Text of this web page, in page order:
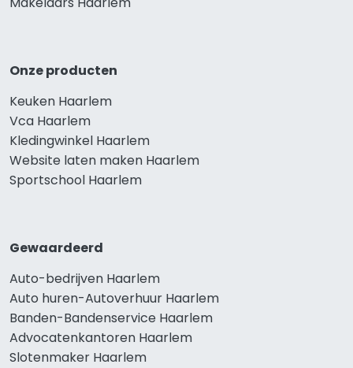
Onze producten
Keuken Haarlem
Vca Haarlem
Kledingwinkel Haarlem
Website laten maken Haarlem
Sportschool Haarlem
Gewaardeerd
Auto-bedrijven Haarlem
Auto huren-Autoverhuur Haarlem
Banden-Bandenservice Haarlem
Advocatenkantoren Haarlem
Slotenmaker Haarlem